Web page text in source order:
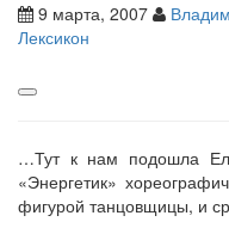
9 марта, 2007
Лексикон
…Тут к нам подошла
«Энергетик»
фигурой танцовщицы, и